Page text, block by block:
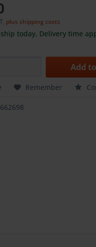
plus shipping costs
ship today, Delivery time
Add to
Remember